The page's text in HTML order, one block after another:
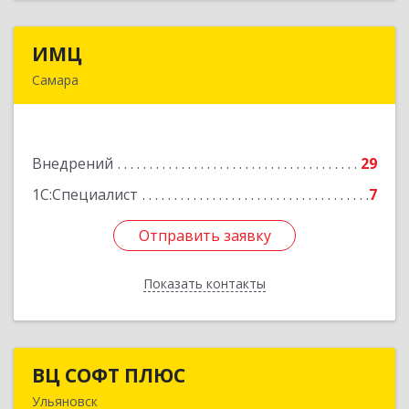
ИМЦ
Самара
Внедрений
29
1С:Специалист
7
Отправить заявку
Показать контакты
Подробнее
Отправить заявку
Назад
ВЦ СОФТ ПЛЮС
Ульяновск